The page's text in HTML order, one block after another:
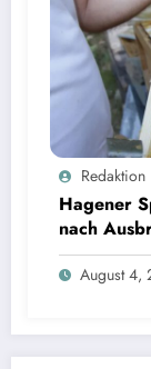
Redaktion
Hagener
nach
Faulbrut
August 4,